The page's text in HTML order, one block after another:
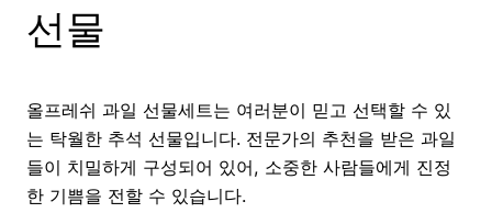
선물
올프레쉬 과일 선물세트는 여러분이 믿고 선택할 수 있
는 탁월한 추석 선물입니다. 전문가의 추천을 받은 과일
들이 치밀하게 구성되어 있어, 소중한 사람들에게 진정
한 기쁨을 전할 수 있습니다.